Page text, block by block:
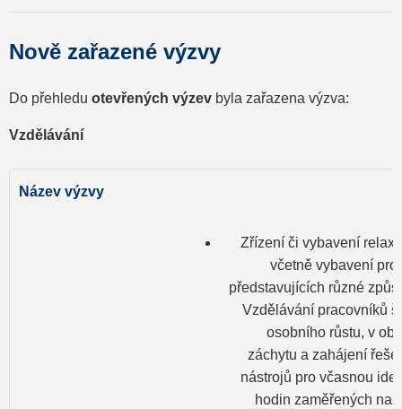
Nově zařazené výzvy
Do přehledu otevřených výzev byla zařazena výzva:
Vzdělávání
Zřízení či vybavení
včetně vybavení
představujících různé
Vzdělávání pracovníků
osobního růstu, v
záchytu a zahájení
nástrojů pro včasnou
hodin zaměřených na